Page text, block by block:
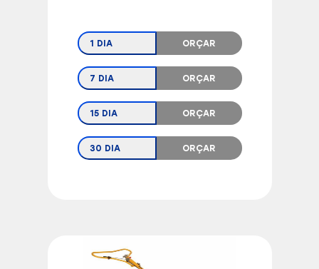
1 DIA ORÇAR
7 DIA ORÇAR
15 DIA ORÇAR
30 DIA ORÇAR